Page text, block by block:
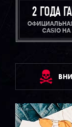
2 ГОДА
CASIO